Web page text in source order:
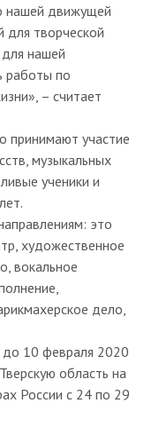
нашей движущей
для творческой
нашей
работы по
– считает
принимают участие
музыкальных
ученики и
это
художественное
вокальное
дело,
до 10 февраля 2020
область на
России с 24 по 29